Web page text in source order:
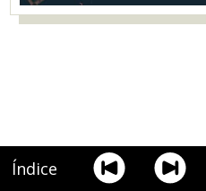
Índice